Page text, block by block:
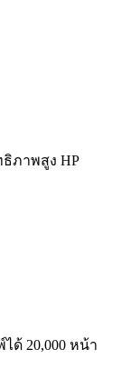
ภาพสูง HP
ด้ 20,000 หน้า